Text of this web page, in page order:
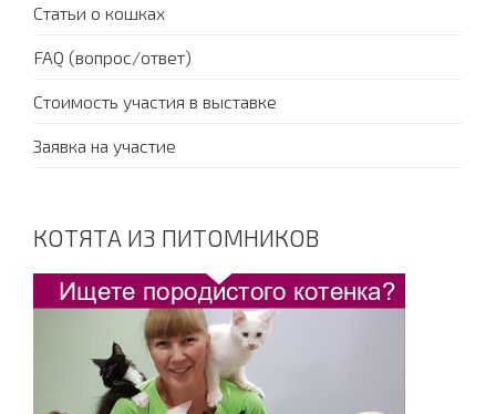
Статьи о кошках
FAQ (вопрос/ответ)
Стоимость участия в выставке
Заявка на участие
КОТЯТА ИЗ ПИТОМНИКОВ